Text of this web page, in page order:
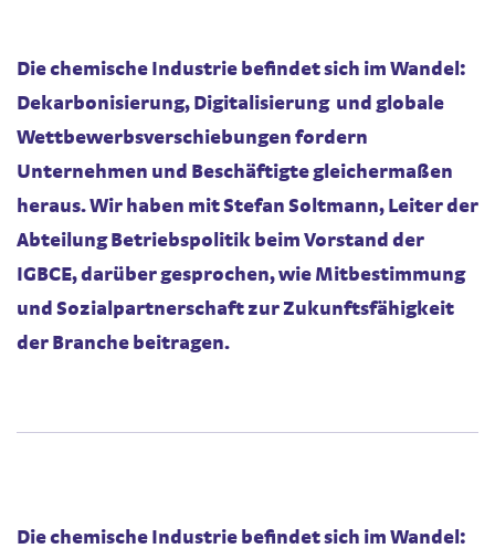
Die chemische Industrie befindet sich im Wandel:
Dekarbonisierung, Digitalisierung und globale
Wettbewerbsverschiebungen fordern
Unternehmen und Beschäftigte gleichermaßen
heraus. Wir haben mit Stefan Soltmann, Leiter der
Abteilung Betriebspolitik beim Vorstand der
IGBCE, darüber gesprochen, wie Mitbestimmung
und Sozialpartnerschaft zur Zukunftsfähigkeit
der Branche beitragen.
Die chemische Industrie befindet sich im Wandel: